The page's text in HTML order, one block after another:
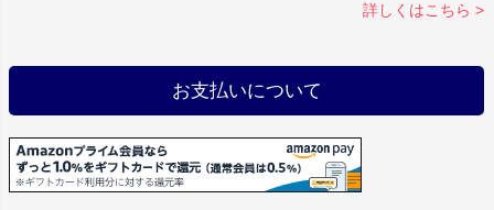
詳しくはこちら >
お支払いについて